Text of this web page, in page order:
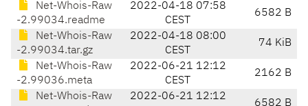
Net-Whois-Raw
-2.99034.readme
2022-04-18 07:58
CEST
6582 B
Net-Whois-Raw
-2.99034.tar.gz
2022-04-18 08:00
CEST
74 KiB
Net-Whois-Raw
-2.99036.meta
2022-06-21 12:12
CEST
2162 B
Net-Whois-Raw
2022-06-21 12:12
6582 B